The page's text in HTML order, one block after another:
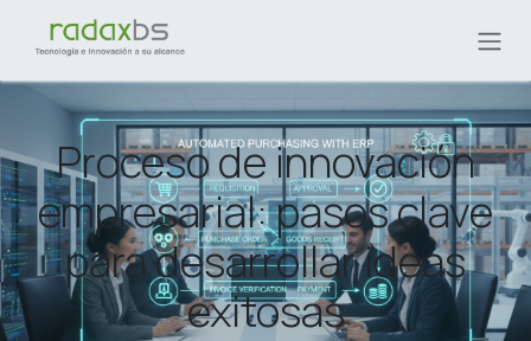
Ir al contenido
Proceso de innovación
empresarial: pasos clave
para desarrollar ideas
exitosas